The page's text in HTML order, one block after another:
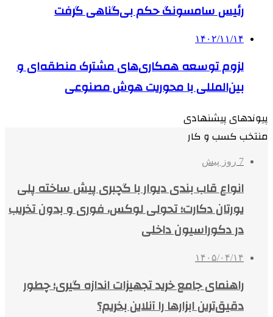
رئیس سامسونگ حکم بی‌گناهی گرفت
۱۴۰۲/۱۱/۱۴
لزوم توسعه همکاری‌های مشترک منطقه‌ای و
بین‌المللی با محوریت هوش مصنوعی
پیوندهای پیشنهادی
منتخب کسب و کار
7 روز پیش
انواع قاب بندی دیوار با گچبری پیش ساخته پلی
یورتان دکارت؛ تحولی لوکس، فوری و بدون تخریب
در دکوراسیون داخلی
۱۴۰۵/۰۴/۱۴
راهنمای جامع خرید تجهیزات اندازه گیری؛ چطور
دقیق‌ترین ابزارها را آنلاین بخریم؟